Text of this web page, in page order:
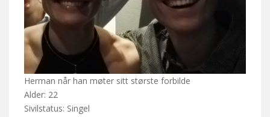
Herman når han møter sitt største forbilde
Alder: 22
Sivilstatus: Singel